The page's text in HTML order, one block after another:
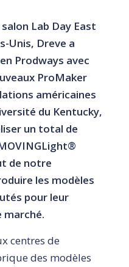
Lab Day East
Unis, Dreve a
Prodways avec
ProMaker
américaines
du Kentucky,
un total de
de notre
les modèles
pour leur
marché.
centres de
des modèles